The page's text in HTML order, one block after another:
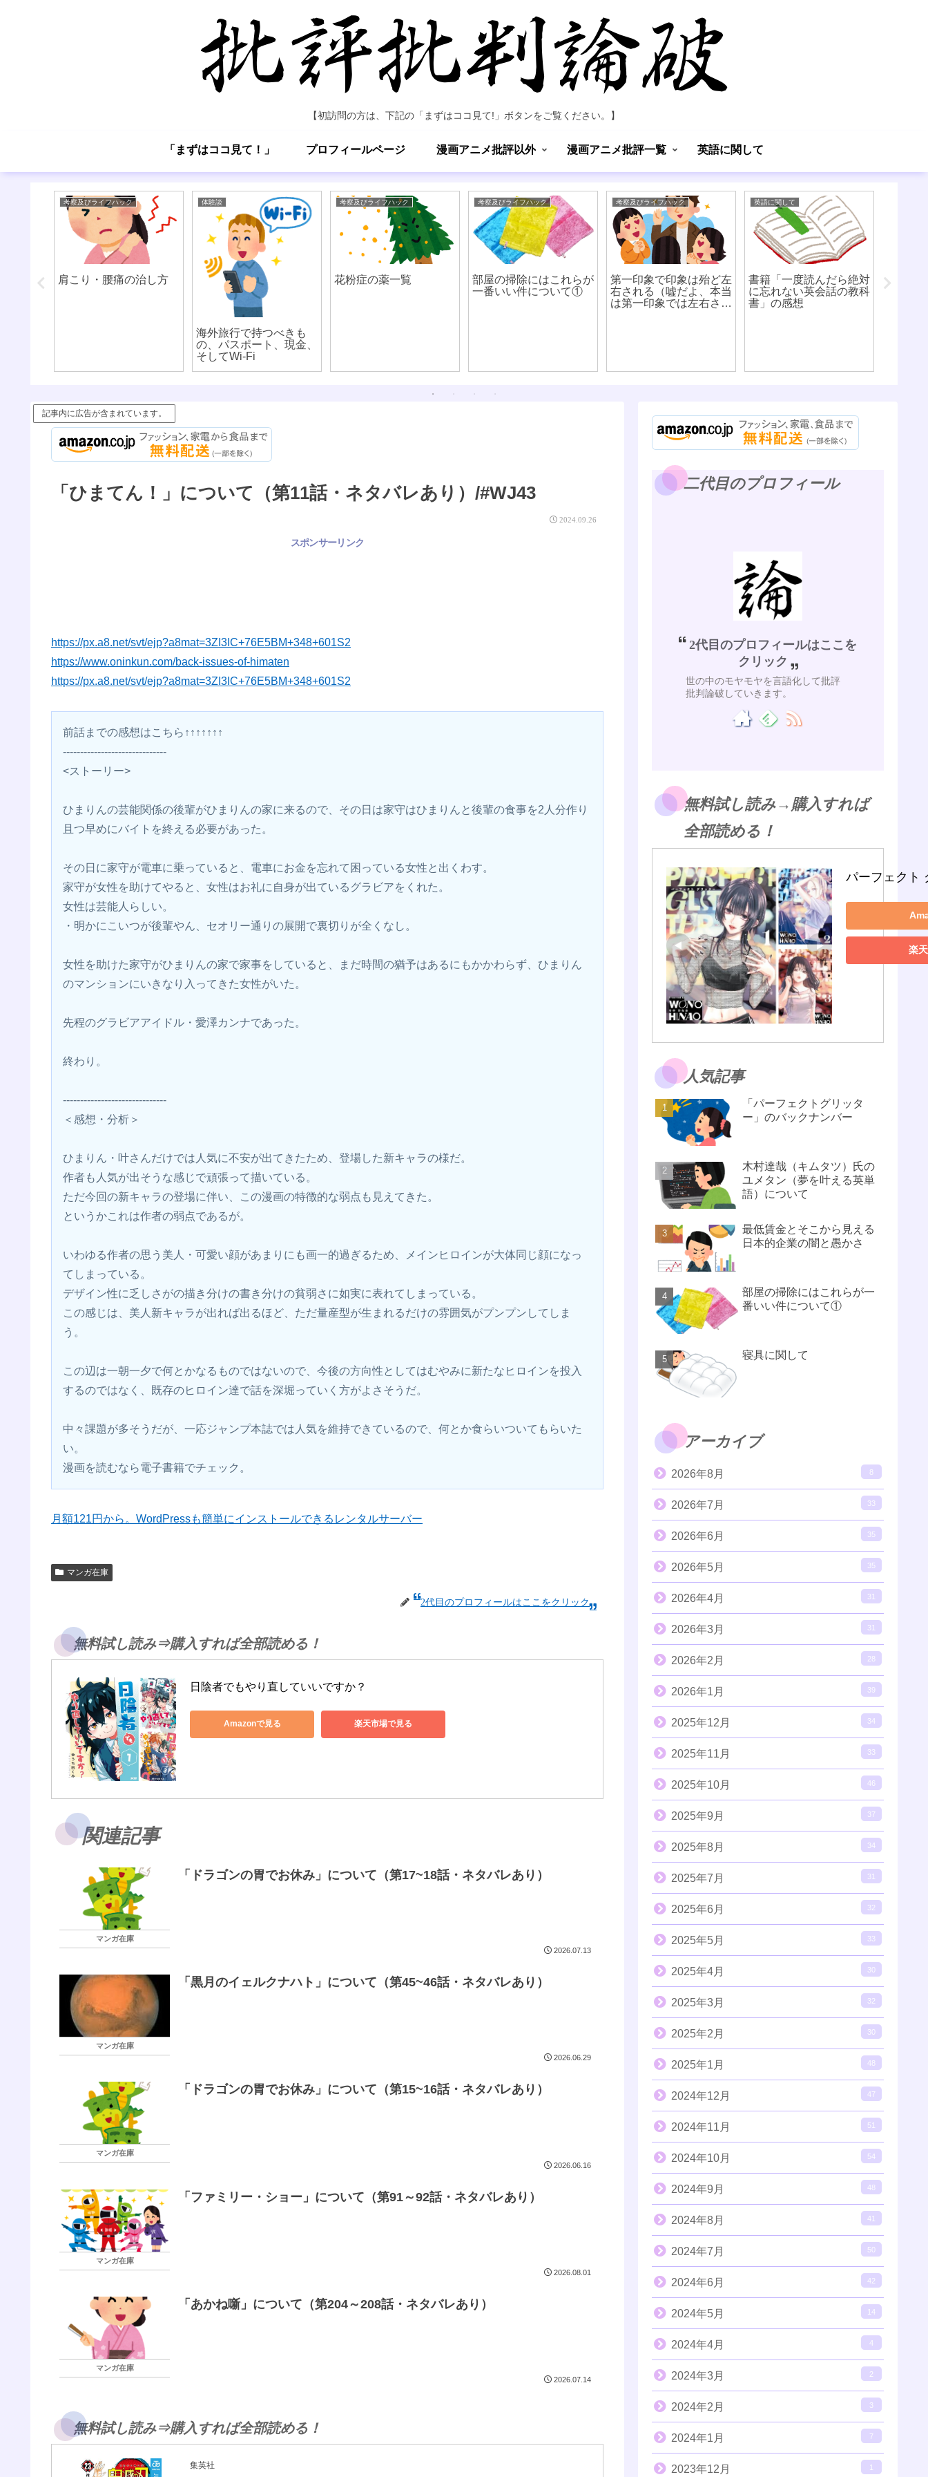
【初訪問の方は、下記の「まずはココ見て!」ボタンをご覧ください。】
「まずはココ見て！」 プロフィールページ 漫画アニメ批評以外 漫画アニメ批評一覧 英語に関して
ブにつ
考察及びライフハック
肩こり・腰痛の治し方
体験談
海外旅行で持つべきも
の、パスポート、現金、
そしてWi-Fi
考察及びライフハック
花粉症の薬一覧
考察及びライフハック
部屋の掃除にはこれらが
一番いい件について①
考察及びライフハック
第一印象で印象は殆ど左
右される（嘘だよ、本当
は第一印象では左右され
英語に関して
書籍「一度読んだら絶対
に忘れない英会話の教科
書」の感想
字の練
記事内に広告が含まれています。
「ひまてん！」について（第11話・ネタバレあり）/#WJ43
2024.09.26
スポンサーリンク
https://px.a8.net/svt/ejp?a8mat=3ZI3IC+76E5BM+348+601S2
https://www.oninkun.com/back-issues-of-himaten
https://px.a8.net/svt/ejp?a8mat=3ZI3IC+76E5BM+348+601S2
前話までの感想はこちら↑↑↑↑↑↑↑
------------------------------
<ストーリー>
ひまりんの芸能関係の後輩がひまりんの家に来るので、その日は家守はひまりんと後輩の食事を2人分作り
且つ早めにバイトを終える必要があった。
その日に家守が電車に乗っていると、電車にお金を忘れて困っている女性と出くわす。
家守が女性を助けてやると、女性はお礼に自身が出ているグラビアをくれた。
女性は芸能人らしい。
・明かにこいつが後輩やん、セオリー通りの展開で裏切りが全くなし。
女性を助けた家守がひまりんの家で家事をしていると、まだ時間の猶予はあるにもかかわらず、ひまりん
のマンションにいきなり入ってきた女性がいた。
先程のグラビアアイドル・愛澤カンナであった。
終わり。
------------------------------
＜感想・分析＞
ひまりん・叶さんだけでは人気に不安が出てきたため、登場した新キャラの様だ。
作者も人気が出そうな感じで頑張って描いている。
ただ今回の新キャラの登場に伴い、この漫画の特徴的な弱点も見えてきた。
というかこれは作者の弱点であるが。
いわゆる作者の思う美人・可愛い顔があまりにも画一的過ぎるため、メインヒロインが大体同じ顔になっ
てしまっている。
デザイン性に乏しさがの描き分けの書き分けの貧弱さに如実に表れてしまっている。
この感じは、美人新キャラが出れば出るほど、ただ量産型が生まれるだけの雰囲気がプンプンしてしま
う。
この辺は一朝一夕で何とかなるものではないので、今後の方向性としてはむやみに新たなヒロインを投入
するのではなく、既存のヒロイン達で話を深堀っていく方がよさそうだ。
中々課題が多そうだが、一応ジャンプ本誌では人気を維持できているので、何とか食らいついてもらいた
い。
漫画を読むなら電子書籍でチェック。
月額121円から。WordPressも簡単にインストールできるレンタルサーバー
マンガ在庫
2代目のプロフィールはここをクリック
無料試し読み⇒購入すれば全部読める！
日陰者でもやり直していいですか？
Amazonで見る 楽天市場で見る
関連記事
マンガ在庫
「ドラゴンの胃でお休み」について（第17~18話・ネタバレあり）
2026.07.13
マンガ在庫
「黒月のイェルクナハト」について（第45~46話・ネタバレあり）
2026.06.29
マンガ在庫
「ドラゴンの胃でお休み」について（第15~16話・ネタバレあり）
2026.06.16
マンガ在庫
「ファミリー・ショー」について（第91～92話・ネタバレあり）
2026.08.01
マンガ在庫
「あかね噺」について（第204～208話・ネタバレあり）
2026.07.14
無料試し読み⇒購入すれば全部読める！
集英社
二代目のプロフィール
2代目のプロフィールはここを
クリック
世の中のモヤモヤを言語化して批評
批判論破していきます。
無料試し読み→購入すれば
全部読める！
パーフェクト
楽
人気記事
「パーフェクトグリッタ
ー」のバックナンバー
木村達哉（キムタツ）氏の
ユメタン（夢を叶える英単
語）について
最低賃金とそこから見える
日本的企業の闇と愚かさ
部屋の掃除にはこれらが一
番いい件について①
寝具に関して
アーカイブ
2026年8月 8
2026年7月 33
2026年6月 35
2026年5月 35
2026年4月 31
2026年3月 31
2026年2月 28
2026年1月 39
2025年12月 34
2025年11月 33
2025年10月 46
2025年9月 37
2025年8月 34
2025年7月 31
2025年6月 32
2025年5月 33
2025年4月 30
2025年3月 32
2025年2月 30
2025年1月 48
2024年12月 47
2024年11月 51
2024年10月 54
2024年9月 48
2024年8月 41
2024年7月 50
2024年6月 42
2024年5月 14
2024年4月 4
2024年3月 2
2024年2月 3
2024年1月 7
2023年12月 1